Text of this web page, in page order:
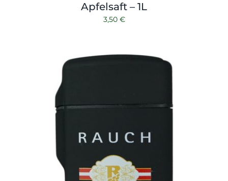
Apfelsaft – 1L
3,50 €